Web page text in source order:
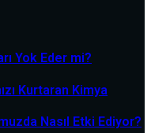
Yok Eder mi?
Kurtaran Kimya
Nasıl Etki Ediyor?